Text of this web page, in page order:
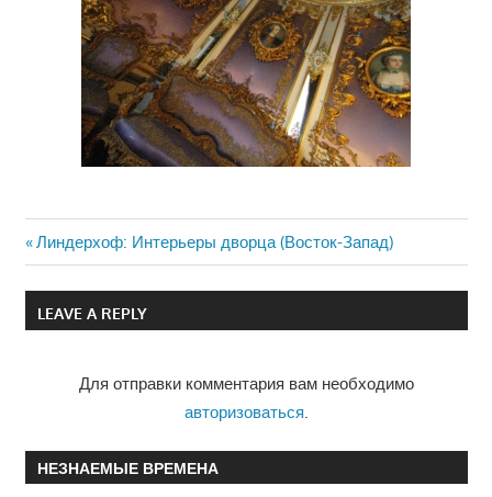
Навигация
по
Previous
Post:
Линдерхоф: Интерьеры дворца (Восток-Запад)
LEAVE A REPLY
Для отправки комментария вам необходимо
авторизоваться
НЕЗНАЕМЫЕ ВРЕМЕНА